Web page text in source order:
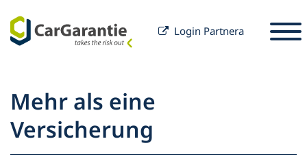
Login Partnera
Partnerzy
Właściciel pojazdu
Mehr als eine
Versicherung